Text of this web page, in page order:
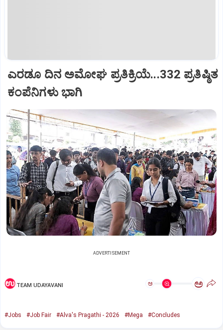
ಎರಡೂ ದಿನ ಅಮೋಘ ಪ್ರತಿಕ್ರಿಯೆ...332 ಪ್ರತಿಷ್ಠಿತ
ಕಂಪೆನಿಗಳು ಭಾಗಿ
ADVERTISEMENT
TEAM UDAYAVANI ಅ ಅ
#Jobs #Job Fair #Alva's Pragathi - 2026 #Mega #Concludes